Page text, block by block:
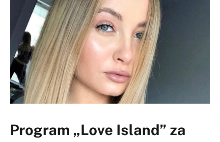
Program „Love Island” za